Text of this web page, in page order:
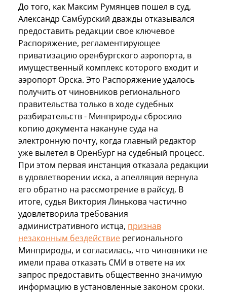
До того, как Максим Румянцев пошел в суд,
Александр Самбурский дважды отказывался
предоставить редакции свое ключевое
Распоряжение, регламентирующее
приватизацию оренбургского аэропорта, в
имущественный комплекс которого входит и
аэропорт Орска. Это Распоряжение удалось
получить от чиновников регионального
правительства только в ходе судебных
разбирательств - Минприроды сбросило
копию документа накануне суда на
электронную почту, когда главный редактор
уже вылетел в Оренбург на судебный процесс.
При этом первая инстанция отказала редакции
в удовлетворении иска, а апелляция вернула
его обратно на рассмотрение в райсуд. В
итоге, судья Виктория Линькова частично
удовлетворила требования
административного истца, признав
незаконным бездействие регионального
Минприроды, и согласилась, что чиновники не
имели права отказать СМИ в ответе на их
запрос предоставить общественно значимую
информацию в установленные законом сроки.